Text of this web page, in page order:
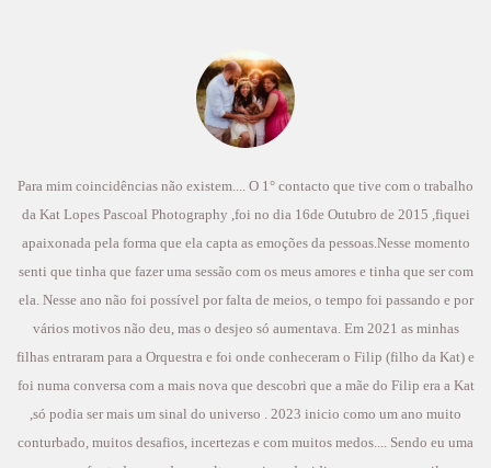
Para mim coincidências não existem.... O 1° contacto que tive com o trabalho
da Kat Lopes Pascoal Photography ,foi no dia 16de Outubro de 2015 ,fiquei
apaixonada pela forma que ela capta as emoções da pessoas.Nesse momento
senti que tinha que fazer uma sessão com os meus amores e tinha que ser com
ela. Nesse ano não foi possível por falta de meios, o tempo foi passando e por
vários motivos não deu, mas o desjeo só aumentava. Em 2021 as minhas
filhas entraram para a Orquestra e foi onde conheceram o Filip (filho da Kat) e
foi numa conversa com a mais nova que descobri que a mãe do Filip era a Kat
,só podia ser mais um sinal do universo . 2023 inicio como um ano muito
conturbado, muitos desafios, incertezas e com muitos medos.... Sendo eu uma